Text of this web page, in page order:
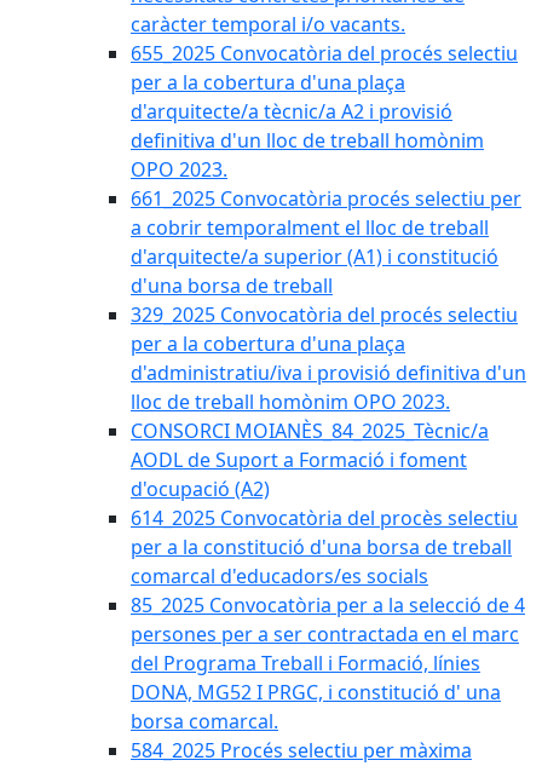
caràcter temporal i/o vacants.
655_2025 Convocatòria del procés selectiu
per a la cobertura d'una plaça
d'arquitecte/a tècnic/a A2 i provisió
definitiva d'un lloc de treball homònim
OPO 2023.
661_2025 Convocatòria procés selectiu per
a cobrir temporalment el lloc de treball
d'arquitecte/a superior (A1) i constitució
d'una borsa de treball
329_2025 Convocatòria del procés selectiu
per a la cobertura d'una plaça
d'administratiu/iva i provisió definitiva d'un
lloc de treball homònim OPO 2023.
CONSORCI MOIANÈS_84_2025_Tècnic/a
AODL de Suport a Formació i foment
d'ocupació (A2)
614_2025 Convocatòria del procès selectiu
per a la constitució d'una borsa de treball
comarcal d'educadors/es socials
85_2025 Convocatòria per a la selecció de 4
persones per a ser contractada en el marc
del Programa Treball i Formació, línies
DONA, MG52 I PRGC, i constitució d' una
borsa comarcal.
584_2025 Procés selectiu per màxima